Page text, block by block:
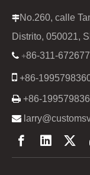
No.260, calle
Distrito, 050021,
 +86-311-
 +86-
 +86-
